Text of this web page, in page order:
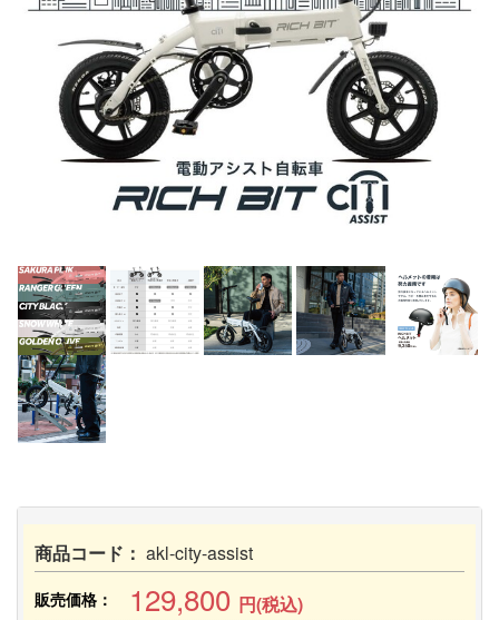
商品コード： akl-city-assist
販売価格： 129,800 円(税込)